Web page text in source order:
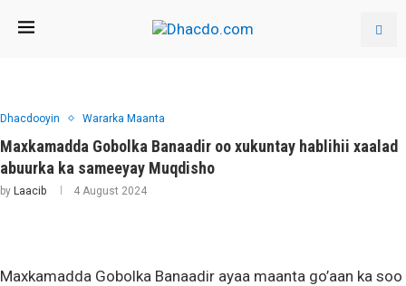
Dhacdooyin Wararka Maanta
Maxkamadda Gobolka Banaadir oo xukuntay hablihii xaalad
abuurka ka sameeyay Muqdisho
by Laacib 4 August 2024
Maxkamadda Gobolka Banaadir ayaa maanta go’aan ka soo